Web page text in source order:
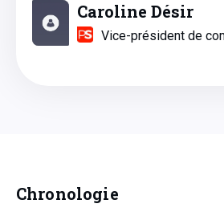
Caroline Désir
Vice-président de
Chronologie